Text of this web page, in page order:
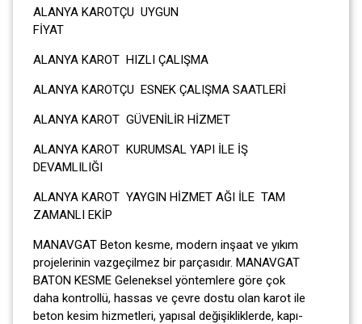
ALANYA KAROTÇU UYGUN
ALANYA KAROT HIZLI ÇALIŞMA
ALANYA KAROTÇU ESNEK ÇALIŞMA SAATLERİ
ALANYA KAROT GÜVENİLİR HİZMET
ALANYA KAROT KURUMSAL YAPI İLE İŞ
DEVAMLILIĞI
ALANYA KAROT YAYGIN HİZMET AĞI İLE TAM
ZAMANLI EKİP
MANAVGAT Beton kesme, modern inşaat ve yıkım
projelerinin vazgeçilmez bir parçasıdır. MANAVGAT
BATON KESME Geleneksel yöntemlere göre çok
daha kontrollü, hassas ve çevre dostu olan karot ile
beton kesim hizmetleri, yapısal değişikliklerde, kapı-